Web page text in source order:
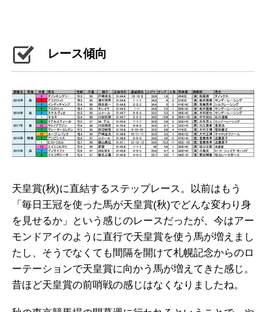
レース傾向
天皇賞(秋)に直結するステップレース。以前はもう
「毎日王冠を使った馬が天皇賞(秋)でどんな変わり身
を見せるか」という感じのレースだったが、今はアー
モンドアイのように直行で天皇賞を使う馬が増えまし
たし、そうでなくても間隔を開けて札幌記念からのロ
ーテーションで天皇賞に向かう馬が増えてきた感じ。
昔ほど天皇賞の前哨戦の感じはなくなりましたね。